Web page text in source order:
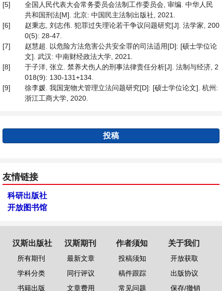
[5]
全国人民代表大会常务委员会法制工作委员会, 审编. 中华人民
共和国刑法[M]. 北京: 中国民主法制出版社, 2021.
[6]
赵秉志, 刘志伟. 犯罪过失理论若干争议问题研究[J]. 法学家, 200
0(5): 28-47.
[7]
赵慧超. 以危险方法危害公共安全罪的司法适用[D]: [硕士学位论
文]. 武汉: 中南财经政法大学, 2021.
[8]
于子洋, 张立. 禁养犬伤人的刑事法律责任分析[J]. 法制与经济, 2
018(9): 130-131+134.
[9]
徐李媛. 我国宠物犬管理立法问题研究[D]: [硕士学位论文]. 杭州:
浙江工商大学, 2020.
投稿
友情链接
科研出版社
开放图书馆
汉斯出版社
所有期刊
学科分类
书籍出版
汉斯期刊
最新文章
同行评议
文章费用
作者须知
投稿须知
稿件跟踪
常见问题
关于我们
开放获取
出版协议
保存/撤销